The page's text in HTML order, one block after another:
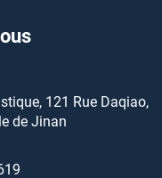
121 Rue Daqiao,
de Jinan